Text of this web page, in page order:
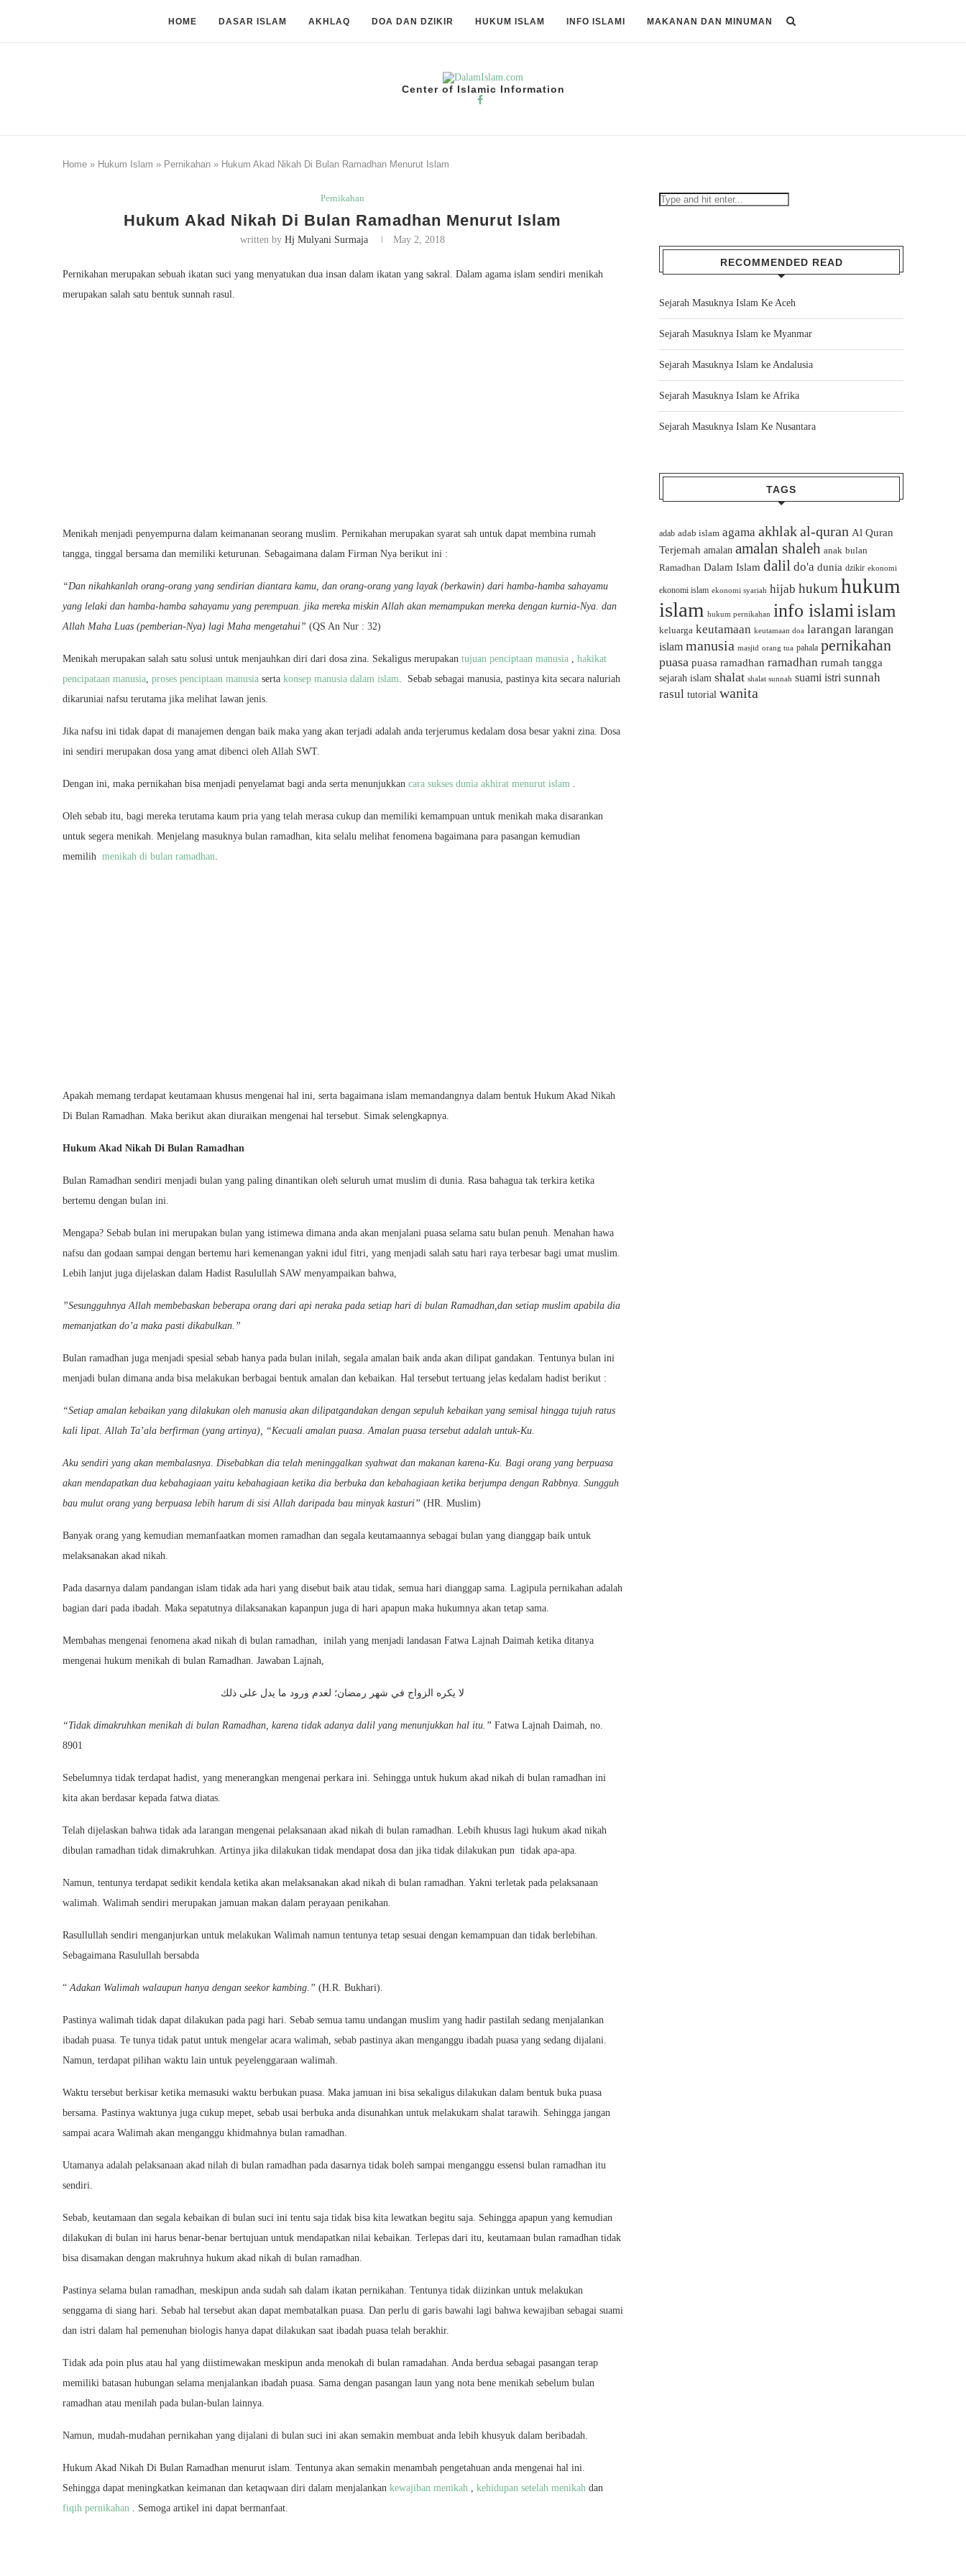
HOME DASAR ISLAM AKHLAQ DOA DAN DZIKIR HUKUM ISLAM INFO ISLAMI MAKANAN DAN MINUMAN
Center of Islamic Information
Home » Hukum Islam » Pernikahan » Hukum Akad Nikah Di Bulan Ramadhan Menurut Islam
Pernikahan
Hukum Akad Nikah Di Bulan Ramadhan Menurut Islam
written byHj Mulyani Surmaja May 2, 2018
Pernikahan merupakan sebuah ikatan suci yang menyatukan dua insan dalam ikatan yang sakral. Dalam agama islam sendiri menikah
merupakan salah satu bentuk sunnah rasul.
Menikah menjadi penyempurna dalam keimananan seorang muslim. Pernikahan merupakan syarat sah untuk dapat membina rumah
tangga, tinggal bersama dan memiliki keturunan. Sebagaimana dalam Firman Nya berikut ini :
“Dan nikahkanlah orang-orang yang sendirian diantara kamu, dan orang-orang yang layak (berkawin) dari hamba-hamba sahayamu
yang lelaki dan hamba-hamba sahayamu yang perempuan. jika mereka miskin Allah akan memampukan mereka dengan kurnia-Nya. dan
Allah Maha Luas (pemberian-Nya) lagi Maha mengetahui” (QS An Nur : 32)
Menikah merupakan salah satu solusi untuk menjauhkan diri dari dosa zina. Sekaligus merupakan tujuan penciptaan manusia , hakikat
pencipataan manusia, proses penciptaan manusia serta konsep manusia dalam islam. Sebab sebagai manusia, pastinya kita secara naluriah
dikaruniai nafsu terutama jika melihat lawan jenis.
Jika nafsu ini tidak dapat di manajemen dengan baik maka yang akan terjadi adalah anda terjerumus kedalam dosa besar yakni zina. Dosa
ini sendiri merupakan dosa yang amat dibenci oleh Allah SWT.
Dengan ini, maka pernikahan bisa menjadi penyelamat bagi anda serta menunjukkan cara sukses dunia akhirat menurut islam .
Oleh sebab itu, bagi mereka terutama kaum pria yang telah merasa cukup dan memiliki kemampuan untuk menikah maka disarankan
untuk segera menikah. Menjelang masuknya bulan ramadhan, kita selalu melihat fenomena bagaimana para pasangan kemudian
memilih menikah di bulan ramadhan.
Apakah memang terdapat keutamaan khusus mengenai hal ini, serta bagaimana islam memandangnya dalam bentuk Hukum Akad Nikah
Di Bulan Ramadhan. Maka berikut akan diuraikan mengenai hal tersebut. Simak selengkapnya.
Hukum Akad Nikah Di Bulan Ramadhan
Bulan Ramadhan sendiri menjadi bulan yang paling dinantikan oleh seluruh umat muslim di dunia. Rasa bahagua tak terkira ketika
bertemu dengan bulan ini.
Mengapa? Sebab bulan ini merupakan bulan yang istimewa dimana anda akan menjalani puasa selama satu bulan penuh. Menahan hawa
nafsu dan godaan sampai dengan bertemu hari kemenangan yakni idul fitri, yang menjadi salah satu hari raya terbesar bagi umat muslim.
Lebih lanjut juga dijelaskan dalam Hadist Rasulullah SAW menyampaikan bahwa,
”Sesungguhnya Allah membebaskan beberapa orang dari api neraka pada setiap hari di bulan Ramadhan,dan setiap muslim apabila dia
memanjatkan do’a maka pasti dikabulkan.”
Bulan ramadhan juga menjadi spesial sebab hanya pada bulan inilah, segala amalan baik anda akan dilipat gandakan. Tentunya bulan ini
menjadi bulan dimana anda bisa melakukan berbagai bentuk amalan dan kebaikan. Hal tersebut tertuang jelas kedalam hadist berikut :
“Setiap amalan kebaikan yang dilakukan oleh manusia akan dilipatgandakan dengan sepuluh kebaikan yang semisal hingga tujuh ratus
kali lipat. Allah Ta’ala berfirman (yang artinya), “Kecuali amalan puasa. Amalan puasa tersebut adalah untuk-Ku.
Aku sendiri yang akan membalasnya. Disebabkan dia telah meninggalkan syahwat dan makanan karena-Ku. Bagi orang yang berpuasa
akan mendapatkan dua kebahagiaan yaitu kebahagiaan ketika dia berbuka dan kebahagiaan ketika berjumpa dengan Rabbnya. Sungguh
bau mulut orang yang berpuasa lebih harum di sisi Allah daripada bau minyak kasturi” (HR. Muslim)
Banyak orang yang kemudian memanfaatkan momen ramadhan dan segala keutamaannya sebagai bulan yang dianggap baik untuk
melaksanakan akad nikah.
Pada dasarnya dalam pandangan islam tidak ada hari yang disebut baik atau tidak, semua hari dianggap sama. Lagipula pernikahan adalah
bagian dari pada ibadah. Maka sepatutnya dilaksanakan kapanpun juga di hari apapun maka hukumnya akan tetap sama.
Membahas mengenai fenomena akad nikah di bulan ramadhan, inilah yang menjadi landasan Fatwa Lajnah Daimah ketika ditanya
mengenai hukum menikah di bulan Ramadhan. Jawaban Lajnah,
لا يكره الزواج في شهر رمضان؛ لعدم ورود ما يدل على ذلك
“Tidak dimakruhkan menikah di bulan Ramadhan, karena tidak adanya dalil yang menunjukkan hal itu.” Fatwa Lajnah Daimah, no.
8901
Sebelumnya tidak terdapat hadist, yang menerangkan mengenai perkara ini. Sehingga untuk hukum akad nikah di bulan ramadhan ini
kita akan berdasar kepada fatwa diatas.
Telah dijelaskan bahwa tidak ada larangan mengenai pelaksanaan akad nikah di bulan ramadhan. Lebih khusus lagi hukum akad nikah
dibulan ramadhan tidak dimakruhkan. Artinya jika dilakukan tidak mendapat dosa dan jika tidak dilakukan pun tidak apa-apa.
Namun, tentunya terdapat sedikit kendala ketika akan melaksanakan akad nikah di bulan ramadhan. Yakni terletak pada pelaksanaan
walimah. Walimah sendiri merupakan jamuan makan dalam perayaan penikahan.
Rasullullah sendiri menganjurkan untuk melakukan Walimah namun tentunya tetap sesuai dengan kemampuan dan tidak berlebihan.
Sebagaimana Rasulullah bersabda
“Adakan Walimah walaupun hanya dengan seekor kambing.” (H.R. Bukhari).
Pastinya walimah tidak dapat dilakukan pada pagi hari. Sebab semua tamu undangan muslim yang hadir pastilah sedang menjalankan
ibadah puasa. Te tunya tidak patut untuk mengelar acara walimah, sebab pastinya akan menganggu ibadah puasa yang sedang dijalani.
Namun, terdapat pilihan waktu lain untuk peyelenggaraan walimah.
Waktu tersebut berkisar ketika memasuki waktu berbukan puasa. Maka jamuan ini bisa sekaligus dilakukan dalam bentuk buka puasa
bersama. Pastinya waktunya juga cukup mepet, sebab usai berbuka anda disunahkan untuk melakukam shalat tarawih. Sehingga jangan
sampai acara Walimah akan menganggu khidmahnya bulan ramadhan.
Utamanya adalah pelaksanaan akad nilah di bulan ramadhan pada dasarnya tidak boleh sampai menganggu essensi bulan ramadhan itu
sendiri.
Sebab, keutamaan dan segala kebaikan di bulan suci ini tentu saja tidak bisa kita lewatkan begitu saja. Sehingga apapun yang kemudian
dilakukan di bulan ini harus benar-benar bertujuan untuk mendapatkan nilai kebaikan. Terlepas dari itu, keutamaan bulan ramadhan tidak
bisa disamakan dengan makruhnya hukum akad nikah di bulan ramadhan.
Pastinya selama bulan ramadhan, meskipun anda sudah sah dalam ikatan pernikahan. Tentunya tidak diizinkan untuk melakukan
senggama di siang hari. Sebab hal tersebut akan dapat membatalkan puasa. Dan perlu di garis bawahi lagi bahwa kewajiban sebagai suami
dan istri dalam hal pemenuhan biologis hanya dapat dilakukan saat ibadah puasa telah berakhir.
Tidak ada poin plus atau hal yang diistimewakan meskipun anda menokah di bulan ramadahan. Anda berdua sebagai pasangan terap
memiliki batasan hubungan selama menjalankan ibadah puasa. Sama dengan pasangan laun yang nota bene menikah sebelum bulan
ramadhan atau menilah pada bulan-bulan lainnya.
Namun, mudah-mudahan pernikahan yang dijalani di bulan suci ini akan semakin membuat anda lebih khusyuk dalam beribadah.
Hukum Akad Nikah Di Bulan Ramadhan menurut islam. Tentunya akan semakin menambah pengetahuan anda mengenai hal ini.
Sehingga dapat meningkatkan keimanan dan ketaqwaan diri dalam menjalankan kewajiban menikah , kehidupan setelah menikah dan
fiqih pernikahan . Semoga artikel ini dapat bermanfaat.
RECOMMENDED READ
Sejarah Masuknya Islam Ke Aceh
Sejarah Masuknya Islam ke Myanmar
Sejarah Masuknya Islam ke Andalusia
Sejarah Masuknya Islam ke Afrika
Sejarah Masuknya Islam Ke Nusantara
TAGS
adab adab islam agama akhlakal-quran Al Quran
Terjemah amalan amalan shaleh anak bulan
Ramadhan Dalam Islam dalil do'a dunia dzikir ekonomi
ekonomi islam ekonomi syariah hijab hukum hukum
islam hukum pernikahan info islamiislam
keluarga keutamaan keutamaan doa larangan larangan
islam manusia masjid orang tua pahala pernikahan
puasa puasa ramadhan ramadhan rumah tangga
sejarah islam shalat shalat sunnah suami istri sunnah
rasul tutorial wanita